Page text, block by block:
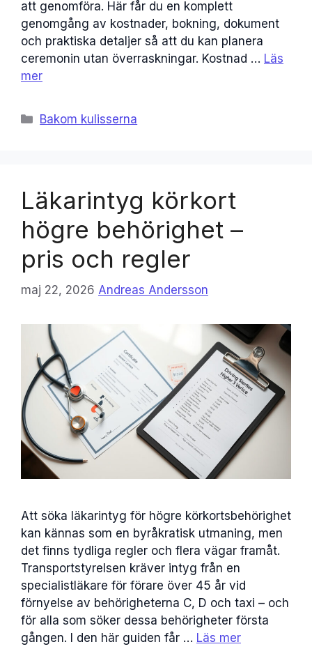
att genomföra. Här får du en komplett
genomgång av kostnader, bokning, dokument
och praktiska detaljer så att du kan planera
ceremonin utan överraskningar. Kostnad … Läs
mer
Kategorier
Bakom kulisserna
Läkarintyg körkort
högre behörighet –
pris och regler
maj 22, 2026 Andreas Andersson
Att söka läkarintyg för högre körkortsbehörighet
kan kännas som en byråkratisk utmaning, men
det finns tydliga regler och flera vägar framåt.
Transportstyrelsen kräver intyg från en
specialistläkare för förare över 45 år vid
förnyelse av behörigheterna C, D och taxi – och
för alla som söker dessa behörigheter första
gången. I den här guiden får … Läs mer